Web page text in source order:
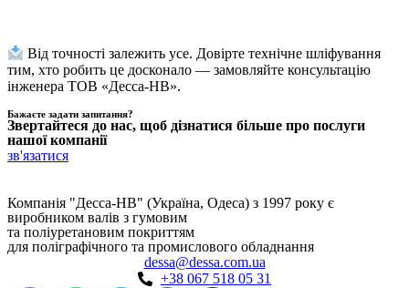
Від точності залежить усе. Довірте технічне шліфування
тим, хто робить це досконало — замовляйте консультацію
інженера ТОВ «Десса-НВ».
Бажаєте задати запитання?
Звертайтеся до нас, щоб дізнатися більше про послуги
нашої компанії
зв'язатися
Компанія "Десса-НВ" (Україна, Одеса) з 1997 року є
виробником валів з гумовим
та поліуретановим покриттям
для поліграфічного та промислового обладнання
dessa@dessa.com.ua
+38 067 518 05 31